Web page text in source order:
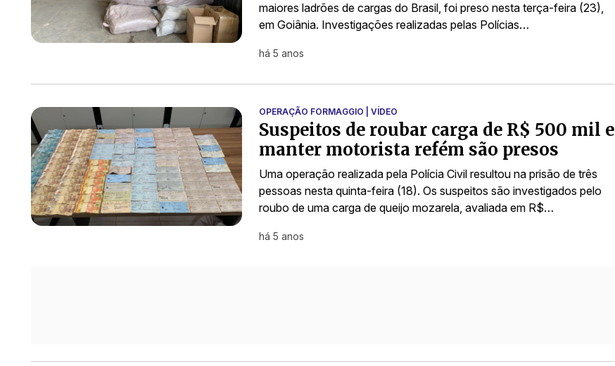
maiores ladrões de cargas do Brasil, foi preso nesta terça-feira (23),
em Goiânia. Investigações realizadas pelas Polícias…
há 5 anos
OPERAÇÃO FORMAGGIO | VÍDEO
Suspeitos de roubar carga de R$ 500 mil e
manter motorista refém são presos
Uma operação realizada pela Polícia Civil resultou na prisão de três
pessoas nesta quinta-feira (18). Os suspeitos são investigados pelo
roubo de uma carga de queijo mozarela, avaliada em R$…
há 5 anos